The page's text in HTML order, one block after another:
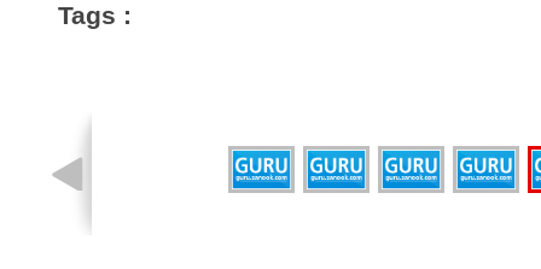
Tags :